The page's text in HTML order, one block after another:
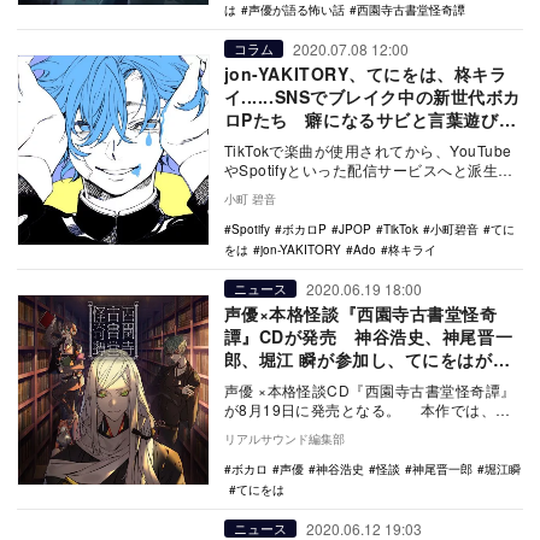
は
声優が語る怖い話 西園寺古書堂怪奇譚
コラム 2020.07.08 12:00
jon-YAKITORY、てにをは、柊キラ
イ......SNSでブレイク中の新世代ボカ
ロPたち 癖になるサビと言葉遊びに
注目
TikTokで楽曲が使用されてから、YouTube
やSpotifyといった配信サービスへと派生し
ていくヒットの構図は、無名だった…
小町 碧音
Spotify
ボカロP JPOP TikTok 小町碧音
てに
をは
jon-YAKITORY Ado 柊キライ
ニュース 2020.06.19 18:00
声優×本格怪談『西園寺古書堂怪奇
譚』CDが発売 神谷浩史、神尾晋一
郎、堀江 瞬が参加し、てにをはが脚
本
声優 ×本格怪談CD『西園寺古書堂怪奇譚』
が8月19日に発売となる。 本作では、主
人公・西園寺 鵺を神谷浩史が、寺沼嵐季を
神…
リアルサウンド編集部
ボカロ
声優 神谷浩史 怪談 神尾晋一郎
堀江瞬
てにをは
ニュース 2020.06.12 19:03